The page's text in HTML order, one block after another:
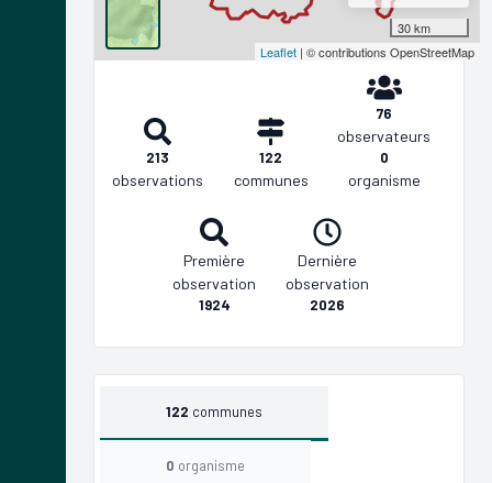
30 km
Leaflet | © contributions OpenStreetMap
213
observations
122
communes
76
observateurs
0
organisme
Première
observation
1924
Dernière
observation
2026
122 communes
0 organisme